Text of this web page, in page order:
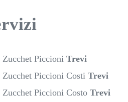
Piccioni Trevi
Piccioni Costi Trevi
Piccioni Costo Trevi